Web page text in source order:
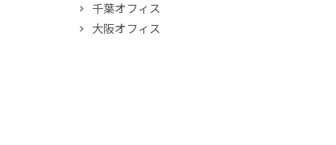
千葉オフィス
大阪オフィス